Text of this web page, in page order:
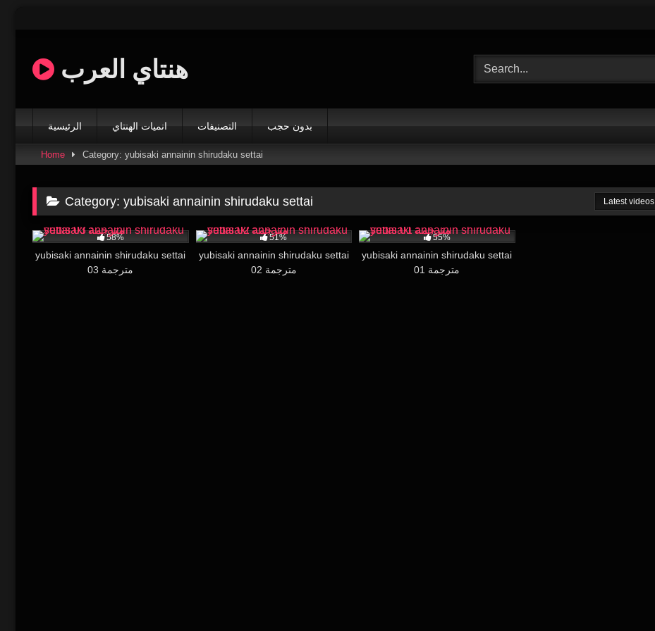
هنتاي العرب
الرئيسية انميات الهنتاي التصنيفات بدون حجب
Home Category: yubisaki annainin shirudaku settai
Category:yubisaki annainin shirudaku settai
Latest videos
58%
yubisaki annainin shirudaku settai
03 مترجمة
51%
yubisaki annainin shirudaku settai
02 مترجمة
55%
yubisaki annainin shirudaku settai
01 مترجمة